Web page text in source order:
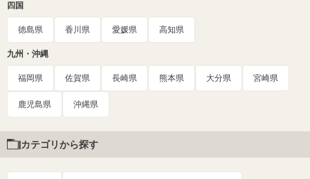
四国
徳島県 香川県 愛媛県 高知県
九州・沖縄
福岡県 佐賀県 長崎県 熊本県 大分県 宮崎県
鹿児島県 沖縄県
カテゴリから探す